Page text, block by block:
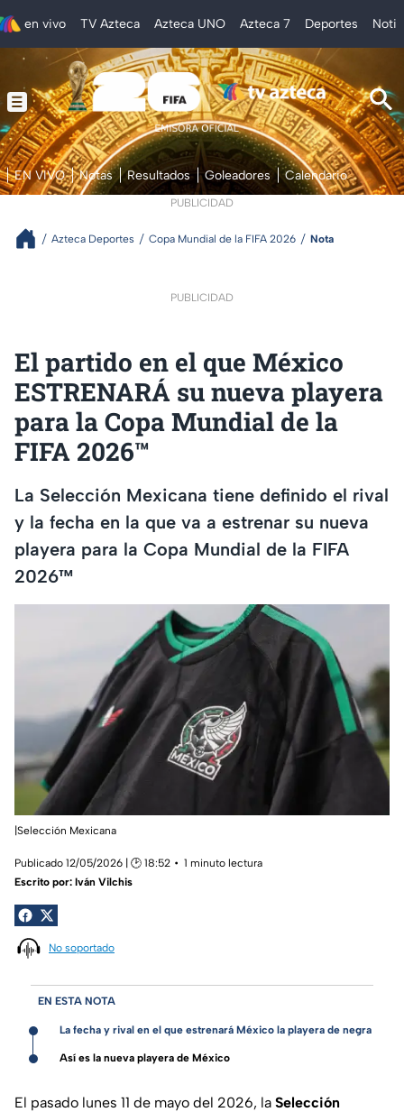
en vivo TV Azteca Azteca UNO Azteca 7 Deportes
EN VIVO Notas Resultados Goleadores Calendario
PUBLICIDAD
Azteca Deportes Copa Mundial de la FIFA 2026 Nota
PUBLICIDAD
El partido en el que México
ESTRENARÁ su nueva playera
para la Copa Mundial de la
FIFA 2026™
La Selección Mexicana tiene definido el rival
y la fecha en la que va a estrenar su nueva
playera para la Copa Mundial de la FIFA
2026™
|Selección Mexicana
Publicado 12/05/2026 | 🕑 18:52
1 minuto lectura
Escrito por: Iván Vilchis
No soportado
EN ESTA NOTA
La fecha y rival en el que estrenará México la playera de negra
Así es la nueva playera de México
El pasado lunes 11 de mayo del 2026, la Selección